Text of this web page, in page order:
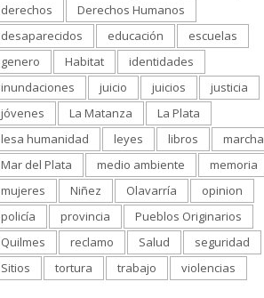
derechos
Derechos Humanos
desaparecidos
educación
escuelas
genero
Habitat
identidades
inundaciones
juicio juicios
justicia
jóvenes
La Matanza
La Plata
lesa humanidad
leyes libros
marcha
Mar del Plata
medio ambiente
memoria
mujeres
Niñez Olavarría
opinion
policía
provincia
Pueblos Originarios
Quilmes
reclamo Salud
seguridad
Sitios
tortura trabajo violencias